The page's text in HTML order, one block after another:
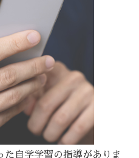
た自学学習の指導がありま